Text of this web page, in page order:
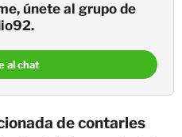
únete al grupo de
al chat
de contarles